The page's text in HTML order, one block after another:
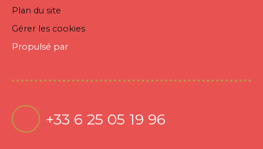
Plan du site
Gérer les cookies
Propulsé par
+33 6 25 05 19 96